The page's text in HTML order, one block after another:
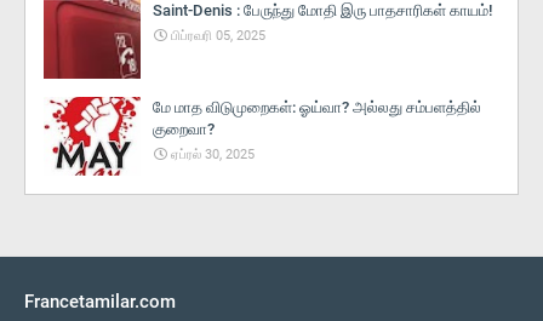
Saint-Denis : பேருந்து மோதி இரு பாதசாரிகள் காயம்!
பிப்ரவரி 05, 2025
மே மாத விடுமுறைகள்: ஓய்வா? அல்லது சம்பளத்தில்
குறைவா?
ஏப்ரல் 30, 2025
Francetamilar.com